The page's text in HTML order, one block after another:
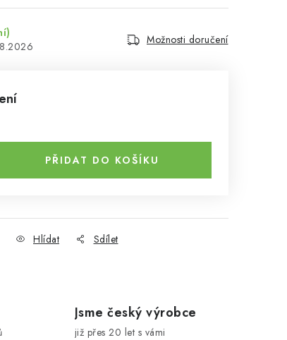
Možnosti doručení
PŘIDAT DO KOŠÍKU
Hlídat Sdílet
Jsme český výrobce
již přes 20 let s vámi